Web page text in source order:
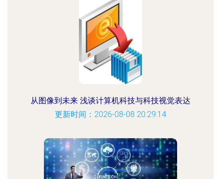
从图像到未来 浅谈计算机科技与科技视觉表达
更新时间：2026-08-08 20:29:14